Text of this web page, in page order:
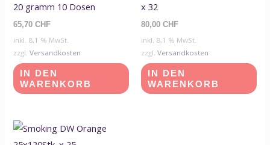
20 gramm 10 Dosen
65,70CHF
inkl. 8,1 % MwSt.
zzgl.Versandkosten
IN DEN
WARENKORB
x 32
80,00 CHF
inkl. 8,1 % MwSt.
zzgl. Versandkosten
IN DEN
WARENKORB